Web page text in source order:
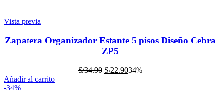
Vista previa
Zapatera Organizador Estante 5 pisos Diseño Cebra
ZP5
S/34.90 S/22.9034%
Añadir al carrito
-34%